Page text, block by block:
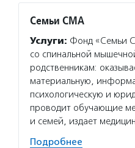
Семьи СМА
Услуги: Фонд «Семьи
со спинальной
родственникам:
материальную,
психологическую и
проводит обучающие
и семей, издает
Подробнее